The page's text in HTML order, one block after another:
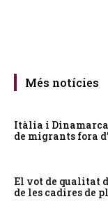
Més notícies
Itàlia i
de migrants fora
El vot de qualitat
de les cadires de